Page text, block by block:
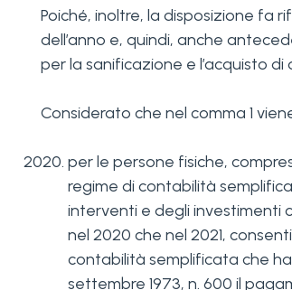
Poiché, inoltre, la disposizione fa
dell’anno e, quindi, anche
per la sanificazione e l’acquisto
Considerato che nel comma 1
per le persone fisiche,
regime di contabilità
interventi e degli investimenti
nel 2020 che nel 2021,
contabilità semplificata che
settembre 1973, n. 600 il